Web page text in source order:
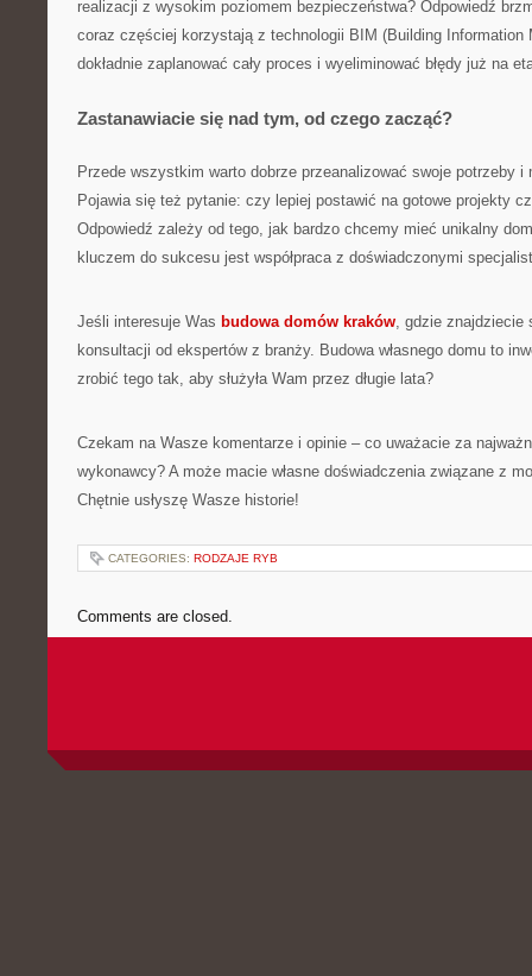
realizacji z wysokim poziomem bezpieczeństwa? Odpowiedź
coraz częściej korzystają z technologii BIM (Building Information
dokładnie zaplanować cały proces i wyeliminować błędy już na
Zastanawiacie się nad tym, od czego zacząć?
Przede wszystkim warto dobrze przeanalizować swoje potrzeby i
Pojawia się też pytanie: czy lepiej postawić na gotowe projekty
Odpowiedź zależy od tego, jak bardzo chcemy mieć unikalny
kluczem do sukcesu jest współpraca z doświadczonymi
Jeśli interesuje Was budowa domów kraków, gdzie znajdziecie
konsultacji od ekspertów z branży. Budowa własnego domu to
zrobić tego tak, aby służyła Wam przez długie lata?
Czekam na Wasze komentarze i opinie – co uważacie za
wykonawcy? A może macie własne doświadczenia związane z
Chętnie usłyszę Wasze historie!
CATEGORIES: RODZAJE RYB
Comments are closed.